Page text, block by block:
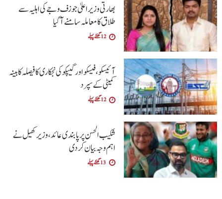
بھارتی وزیراعلیٰ جوزف وجے کی اہلیہ سے
طلاق کا معاملہ سامنے آگیا
12 گھنٹے پہلے
آئیسکو، فیسکو اور گیپکو کی نجکاری کا فیصلہ کابینہ
کمیٹی کے سپرد
12 گھنٹے پہلے
شکیب الحسن پر پابندی عائد، وزیر کھیل نے
اہم وجہ بیان کر دی
13 گھنٹے پہلے